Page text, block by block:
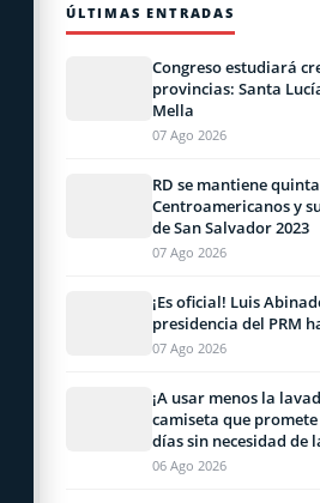
ÚLTIMAS ENTRADAS
Congreso estudiará
provincias: Santa
Mella
07 Ago 2026
RD se mantiene
Centroamericanos y
de San Salvador 2023
07 Ago 2026
¡Es oficial! Luis
presidencia del PRM
07 Ago 2026
¡A usar menos la
camiseta que
días sin necesidad de
06 Ago 2026